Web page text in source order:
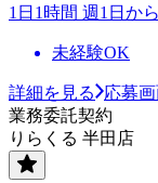
1日1時間 週1日か
未経験OK
詳細を見る
応募
業務委託契約
りらくる 半田店